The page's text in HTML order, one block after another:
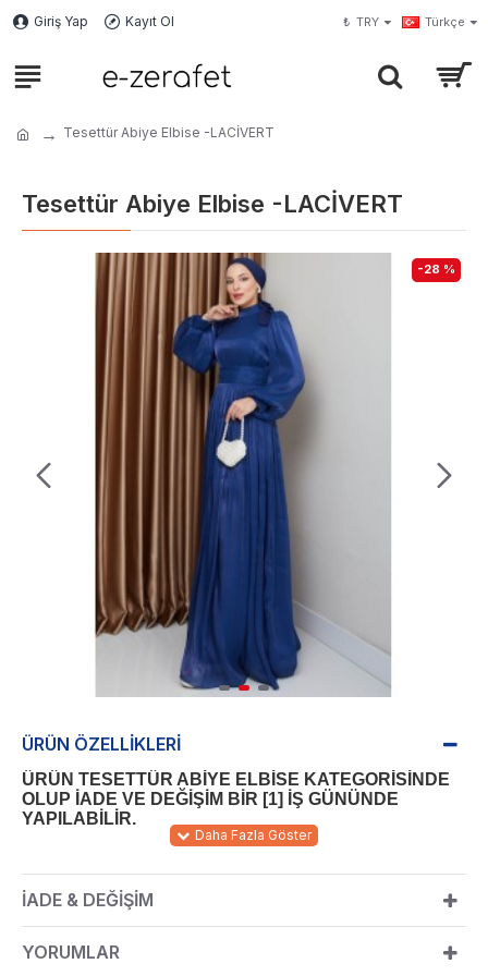
Giriş Yap Kayıt Ol ₺ TRY Türkçe
Tesettür Abiye Elbise -LACİVERT
Tesettür Abiye Elbise -LACİVERT
-28 %
ÜRÜN ÖZELLIKLERI
ÜRÜN TESETTÜR ABİYE ELBİSE KATEGORİSİNDE
OLUP İADE VE DEĞİŞİM BİR [1] İŞ GÜNÜNDE
YAPILABİLİR.
TÜL
160 cm
Ürün renginde konsept çekimlerinden dolayı ton farklılığı olabilir.
İADE & DEĞIŞIM
YORUMLAR